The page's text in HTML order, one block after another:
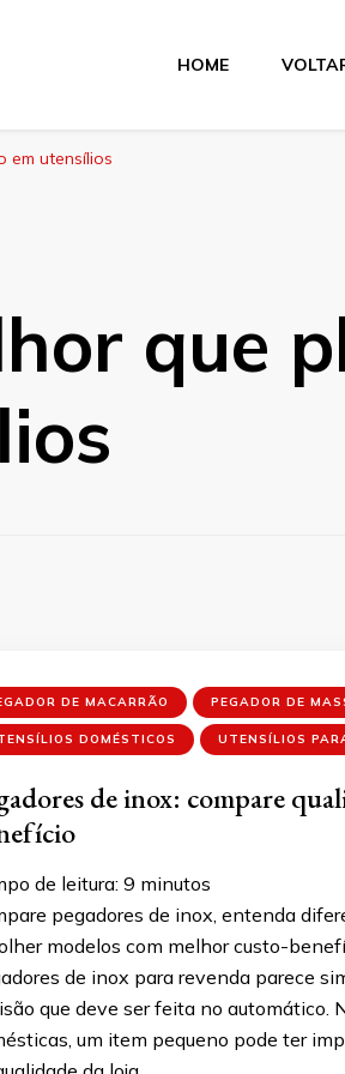
HOME
em utensílios
que
DE MACARRÃO PEGADOR DE
DOMÉSTICOS UTENSÍLIOS
de inox: compare
de leitura: 9 minutos
pegadores de inox, entenda
modelos com melhor custo-
de inox para revenda parece
que deve ser feita no automático.
um item pequeno pode ter